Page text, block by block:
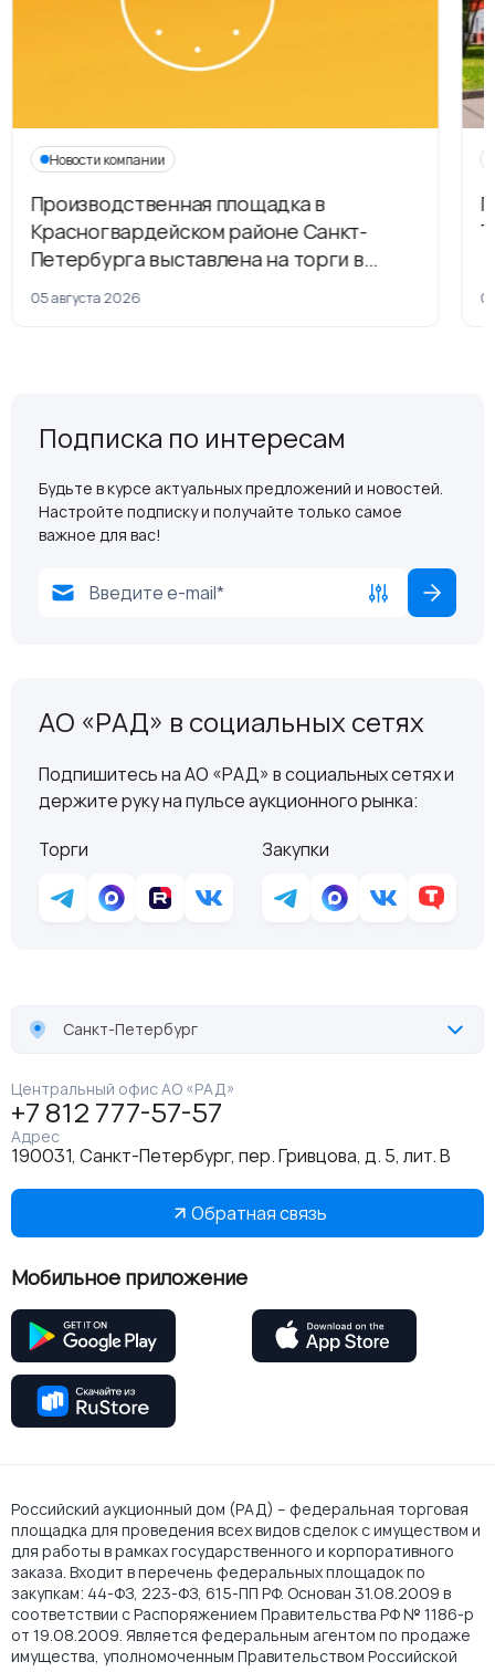
Новости компании
Производственная площадка в
Красногвардейском районе Санкт-
Петербурга выставлена на торги в
рамках приватизации
05 августа 2026
Подписка по интересам
Будьте в курсе актуальных предложений и новостей.
Настройте подписку и получайте только самое
важное для вас!
АО «РАД» в социальных сетях
Подпишитесь на АО «РАД» в социальных сетях и
держите руку на пульсе аукционного рынка:
Торги
Закупки
Санкт-Петербург
Центральный офис АО «РАД»
+7 812 777-57-57
Адрес
190031, Санкт-Петербург, пер. Гривцова, д. 5, лит. В
Обратная связь
Мобильное приложение
Российский аукционный дом (РАД) – федеральная торговая
площадка для проведения всех видов сделок с имуществом и
для работы в рамках государственного и корпоративного
заказа. Входит в перечень федеральных площадок по
закупкам: 44-ФЗ, 223-ФЗ, 615-ПП РФ. Основан 31.08.2009 в
соответствии с Распоряжением Правительства РФ № 1186-р
от 19.08.2009. Является федеральным агентом по продаже
имущества, уполномоченным Правительством Российской